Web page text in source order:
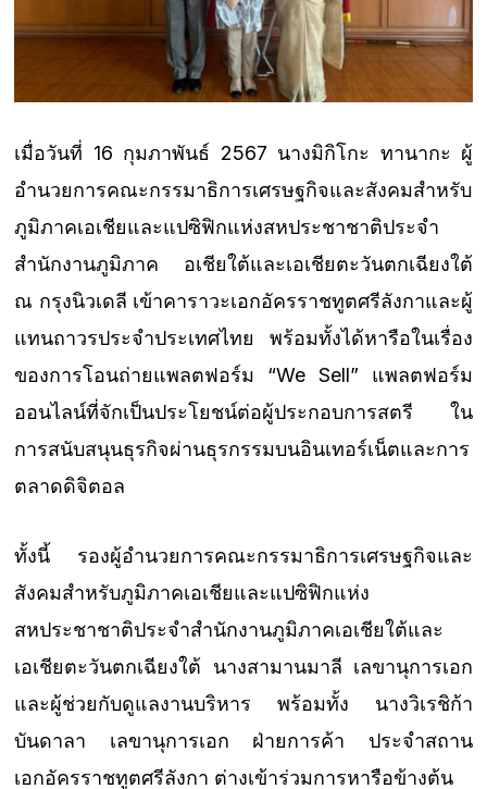
เมื่อวันที่ 16 กุมภาพันธ์ 2567 นางมิกิโกะ ทานากะ ผู้
อำนวยการคณะกรรมาธิการเศรษฐกิจและสังคมสำหรับ
ภูมิภาคเอเชียและแปซิฟิกแห่งสหประชาชาติประจำ
สำนักงานภูมิภาค อเชียใต้และเอเชียตะวันตกเฉียงใต้
ณ กรุงนิวเดลี เข้าคาราวะเอกอัครราชทูตศรีลังกาและผู้
แทนถาวรประจำประเทศไทย พร้อมทั้งได้หารือในเรื่อง
ของการโอนถ่ายแพลตฟอร์ม “We Sell” แพลตฟอร์ม
ออนไลน์ที่จักเป็นประโยชน์ต่อผู้ประกอบการสตรี ใน
การสนับสนุนธุรกิจผ่านธุรกรรมบนอินเทอร์เน็ตและการ
ตลาดดิจิตอล
ทั้งนี้ รองผู้อำนวยการคณะกรรมาธิการเศรษฐกิจและ
สังคมสำหรับภูมิภาคเอเชียและแปซิฟิกแห่ง
สหประชาชาติประจำสำนักงานภูมิภาคเอเชียใต้และ
เอเชียตะวันตกเฉียงใต้ นางสามานมาลี เลขานุการเอก
และผู้ช่วยกับดูแลงานบริหาร พร้อมทั้ง นางวิเรชิก้า
บันดาลา เลขานุการเอก ฝ่ายการค้า ประจำสถาน
เอกอัครราชทูตศรีลังกา ต่างเข้าร่วมการหารือข้างต้น